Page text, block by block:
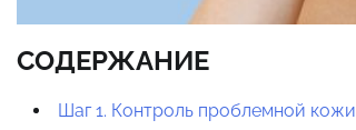
СОДЕРЖАНИЕ
Шаг 1. Контроль проблемной кожи